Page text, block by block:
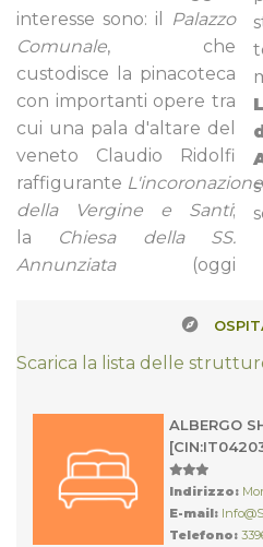
interesse sono: il
Palazzo
Comunale, che
custodisce la pinacoteca
con importanti opere tra
cui una pala d'altare del
veneto Claudio Ridolfi
raffigurante L'incoronazione
della Vergine e Santi;
la
Chiesa della SS.
Annunziata
(oggi
Scarica la lista delle
ALBERGO
Indirizzo:
E-mail:
Telefono: